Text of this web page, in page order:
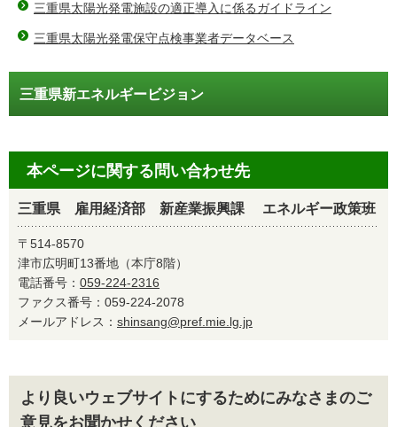
三重県太陽光発電施設の適正導入に係るガイドライン
三重県太陽光発電保守点検事業者データベース
三重県新エネルギービジョン
本ページに関する問い合わせ先
三重県 雇用経済部 新産業振興課 エネルギー政策班
〒514-8570
津市広明町13番地（本庁8階）
電話番号： 059-224-2316
ファクス番号：059-224-2078
メールアドレス： shinsang@pref.mie.lg.jp
より良いウェブサイトにするためにみなさまのご
意見をお聞かせください